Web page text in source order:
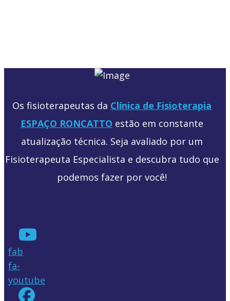
Os fisioterapeutas da Clínica de Fisioterapia
ESPAÇO RONCATTO estão em constante
atualização técnica. Seja avaliado por um
Fisioterapeuta Especialista e descubra tudo que
podemos fazer por você!
fab
fa-
youtube